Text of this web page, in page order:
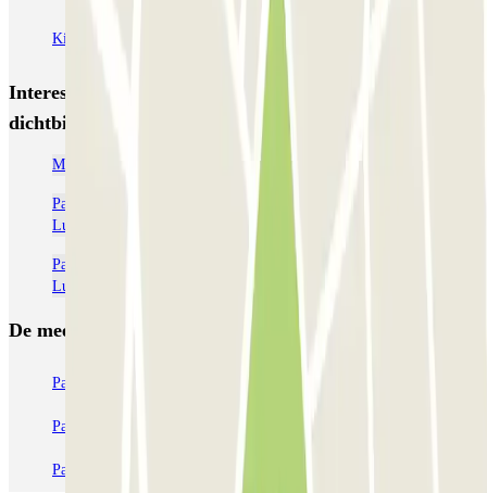
Kingparking Malpensa - Shuttle - Scoperto
Interessante plaatsen en evenementen
dichtbij Kingparking Malpensa - Shuttle - Coperto
Malpensa parking (MXP) | Goedkoop parkeren
Parkeerplaatsen dichtbij Terminal 1 bij het luchthaven van
Luchthaven Milaan - Malpensa (MXP)
Parkeerplaatsen dichtbij Terminal 2 bij het luchthaven van
Luchthaven Milaan - Malpensa (MXP)
De meest geboekte
Parkeren in Parijs Parkeren in Venetië
Parkeren in Station Venetië Mestre
Parkeren in Milaan Parkeren in Verona